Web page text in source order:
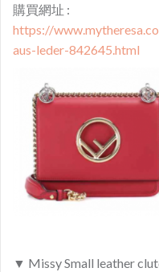
購買網址 :
https://
aus-leder-842645.html
▼ Missy Small leather